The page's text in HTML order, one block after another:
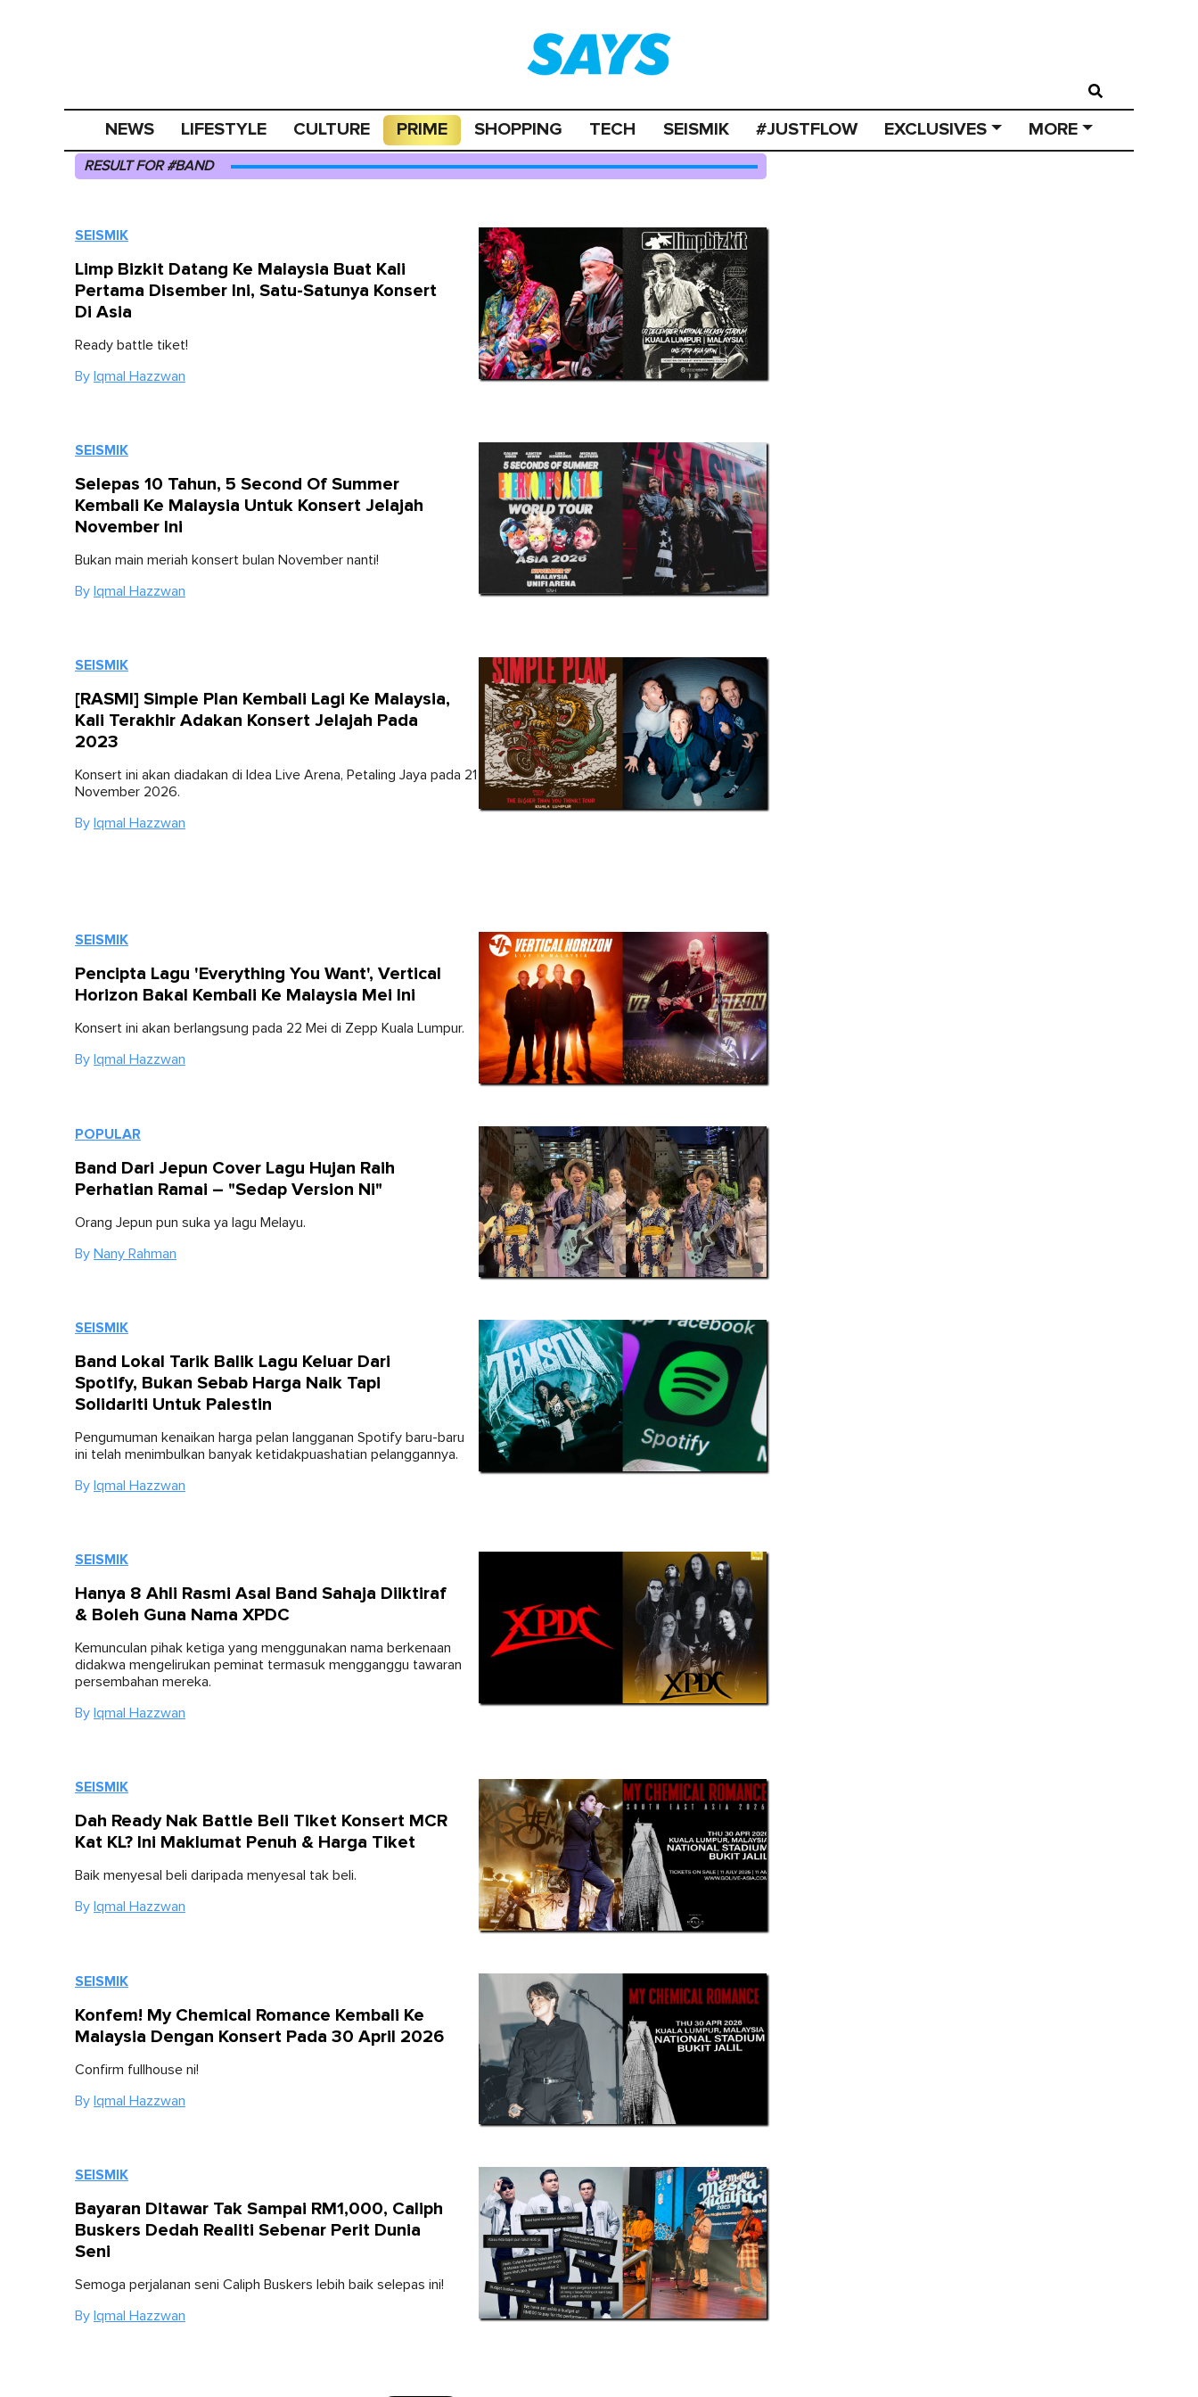
NEWS LIFESTYLE CULTURE PRIME SHOPPING TECH SEISMIK #JUSTFLOW EXCLUSIVES MORE
RESULT FOR #BAND
SEISMIK
Limp Bizkit Datang Ke Malaysia Buat Kali
Pertama Disember Ini, Satu-Satunya Konsert
Di Asia
Ready battle tiket!
By Iqmal Hazzwan
SEISMIK
Selepas 10 Tahun, 5 Second Of Summer
Kembali Ke Malaysia Untuk Konsert Jelajah
November Ini
Bukan main meriah konsert bulan November nanti!
By Iqmal Hazzwan
SEISMIK
[RASMI] Simple Plan Kembali Lagi Ke Malaysia,
Kali Terakhir Adakan Konsert Jelajah Pada
2023
Konsert ini akan diadakan di Idea Live Arena, Petaling Jaya pada 21
November 2026.
By Iqmal Hazzwan
SEISMIK
Pencipta Lagu 'Everything You Want', Vertical
Horizon Bakal Kembali Ke Malaysia Mei Ini
Konsert ini akan berlangsung pada 22 Mei di Zepp Kuala Lumpur.
By Iqmal Hazzwan
POPULAR
Band Dari Jepun Cover Lagu Hujan Raih
Perhatian Ramai – "Sedap Version Ni"
Orang Jepun pun suka ya lagu Melayu.
By Nany Rahman
SEISMIK
Band Lokal Tarik Balik Lagu Keluar Dari
Spotify, Bukan Sebab Harga Naik Tapi
Solidariti Untuk Palestin
Pengumuman kenaikan harga pelan langganan Spotify baru-baru
ini telah menimbulkan banyak ketidakpuashatian pelanggannya.
By Iqmal Hazzwan
SEISMIK
Hanya 8 Ahli Rasmi Asal Band Sahaja Diiktiraf
& Boleh Guna Nama XPDC
Kemunculan pihak ketiga yang menggunakan nama berkenaan
didakwa mengelirukan peminat termasuk mengganggu tawaran
persembahan mereka.
By Iqmal Hazzwan
SEISMIK
Dah Ready Nak Battle Beli Tiket Konsert MCR
Kat KL? Ini Maklumat Penuh & Harga Tiket
Baik menyesal beli daripada menyesal tak beli.
By Iqmal Hazzwan
SEISMIK
Konfem! My Chemical Romance Kembali Ke
Malaysia Dengan Konsert Pada 30 April 2026
Confirm fullhouse ni!
By Iqmal Hazzwan
SEISMIK
Bayaran Ditawar Tak Sampai RM1,000, Caliph
Buskers Dedah Realiti Sebenar Perit Dunia
Seni
Semoga perjalanan seni Caliph Buskers lebih baik selepas ini!
By Iqmal Hazzwan